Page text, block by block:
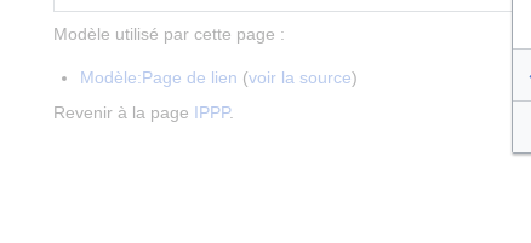
Modèle utilisé par cette page :
Modèle:Page de lien (voir la source)
Revenir à la page IPPP.